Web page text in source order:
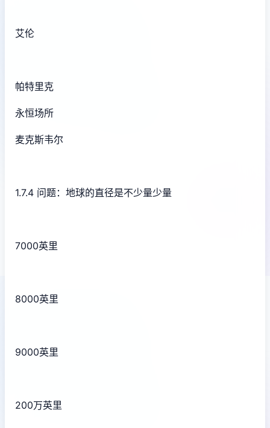
艾伦
帕特里克
永恒场所
麦克斯韦尔
1.7.4 问题：地球的直径是不少量少量
7000英里
8000英里
9000英里
200万英里